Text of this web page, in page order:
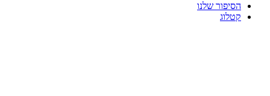
הסיפור שלנו
קטלוג